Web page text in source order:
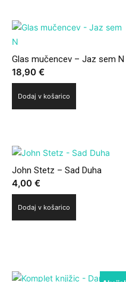
Glas mučencev – Jaz sem N
18,90 €
Dodaj v košarico
John Stetz – Sad Duha
4,00 €
Dodaj v košarico